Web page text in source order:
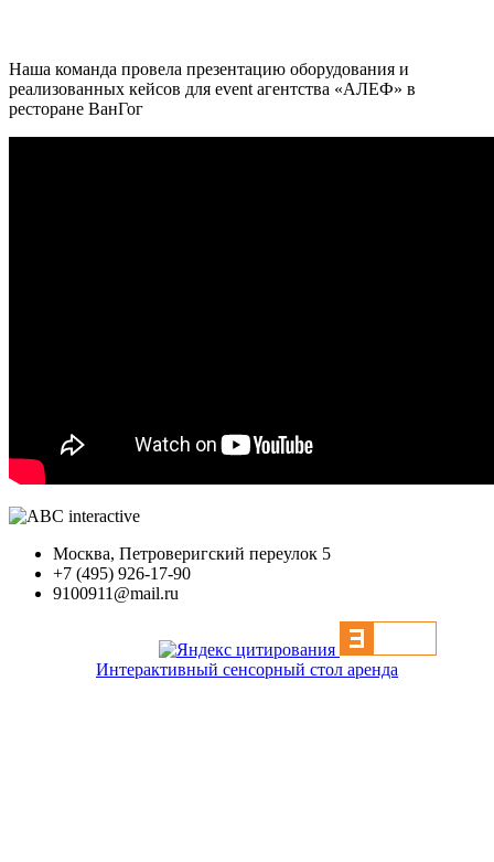
Наша команда провела презентацию оборудования и
реализованных кейсов для event агентства «АЛЕФ» в
ресторане ВанГог
Москва, Петроверигский переулок 5
+7 (495) 926-17-90
9100911@mail.ru
Интерактивный сенсорный стол аренда